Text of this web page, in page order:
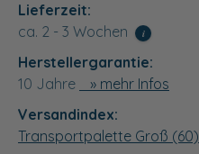
Lieferzeit:
ca. 2 - 3 Wochen
i
Herstellergarantie:
10 Jahre
» mehr Infos
Versandindex:
Transportpalette Groß (60)